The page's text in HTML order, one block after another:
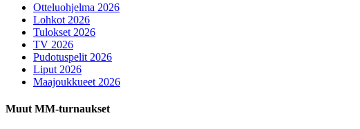
Otteluohjelma 2026
Lohkot 2026
Tulokset 2026
TV 2026
Pudotuspelit 2026
Liput 2026
Maajoukkueet 2026
Muut MM-turnaukset